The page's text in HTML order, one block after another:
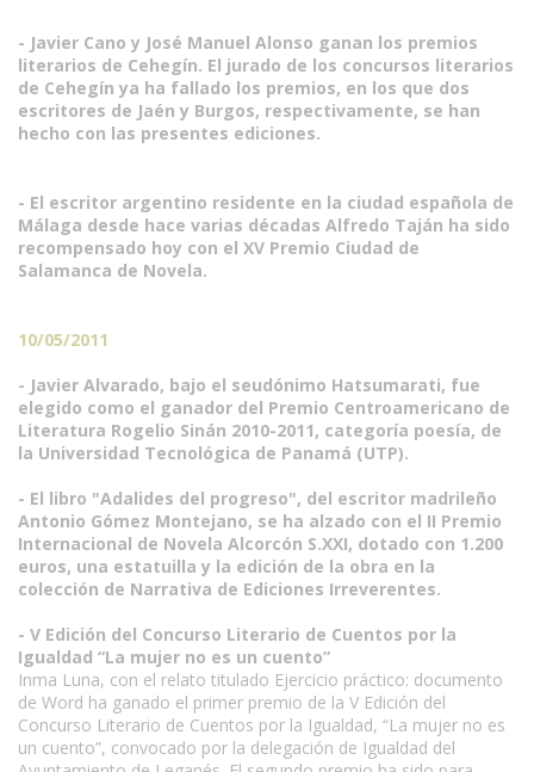
- Javier Cano y José Manuel Alonso ganan los premios
literarios de Cehegín. El jurado de los concursos literarios
de Cehegín ya ha fallado los premios, en los que dos
escritores de Jaén y Burgos, respectivamente, se han
hecho con las presentes ediciones.
- El escritor argentino residente en la ciudad española de
Málaga desde hace varias décadas Alfredo Taján ha sido
recompensado hoy con el XV Premio Ciudad de
Salamanca de Novela.
10/05/2011
- Javier Alvarado, bajo el seudónimo Hatsumarati, fue
elegido como el ganador del Premio Centroamericano de
Literatura Rogelio Sinán 2010-2011, categoría poesía, de
la Universidad Tecnológica de Panamá (UTP).
- El libro "Adalides del progreso", del escritor madrileño
Antonio Gómez Montejano, se ha alzado con el II Premio
Internacional de Novela Alcorcón S.XXI, dotado con 1.200
euros, una estatuilla y la edición de la obra en la
colección de Narrativa de Ediciones Irreverentes.
- V Edición del Concurso Literario de Cuentos por la
Igualdad “La mujer no es un cuento”
Inma Luna, con el relato titulado Ejercicio práctico: documento
de Word ha ganado el primer premio de la V Edición del
Concurso Literario de Cuentos por la Igualdad, “La mujer no es
un cuento”, convocado por la delegación de Igualdad del